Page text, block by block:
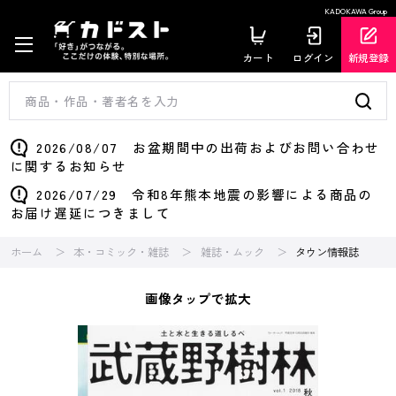
KADOKAWA Group
カート ログイン 新規登録
2026/08/07 お盆期間中の出荷およびお問い合わせ
に関するお知らせ
2026/07/29 令和8年熊本地震の影響による商品の
お届け遅延につきまして
ホーム 本・コミック・雑誌 雑誌・ムック タウン情報誌
画像タップで拡大